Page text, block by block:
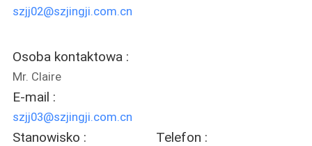
szjj02@szjingji.com.cn
Osoba kontaktowa :
Mr. Claire
E-mail :
szjj03@szjingji.com.cn
Stanowisko : Telefon :